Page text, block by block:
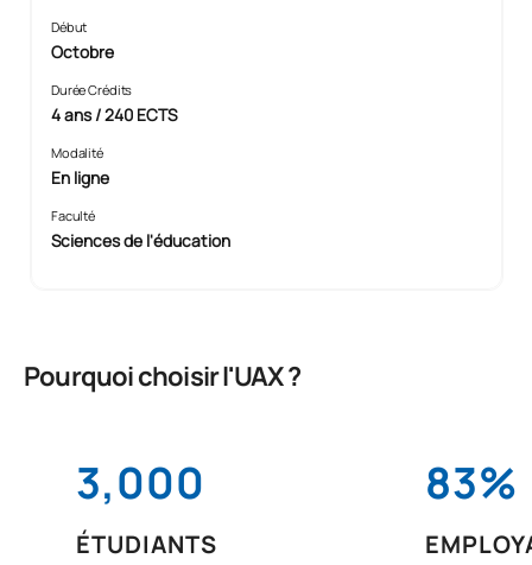
Début
Octobre
Durée Crédits
4 ans / 240 ECTS
Modalité
En ligne
Faculté
Sciences de l'éducation
Pourquoi choisir l'UAX ?
3,000
ÉTUDIANTS
83%